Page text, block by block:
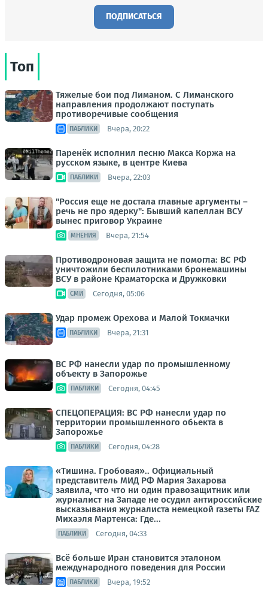
ПОДПИСАТЬСЯ
Топ
Тяжелые бои под Лиманом. С Лиманского
направления продолжают поступать
противоречивые сообщения
ПАБЛИКИ Вчера, 20:22
Паренёк исполнил песню Макса Коржа на
русском языке, в центре Киева
ПАБЛИКИ Вчера, 22:03
"Россия еще не достала главные аргументы –
речь не про ядерку": Бывший капеллан ВСУ
вынес приговор Украине
МНЕНИЯ Вчера, 21:54
Противодроновая защита не помогла: ВС РФ
уничтожили беспилотниками бронемашины
ВСУ в районе Краматорска и Дружковки
СМИ Сегодня, 05:06
Удар промеж Орехова и Малой Токмачки
ПАБЛИКИ Вчера, 21:31
ВС РФ нанесли удар по промышленному
объекту в Запорожье
ПАБЛИКИ Сегодня, 04:45
СПЕЦОПЕРАЦИЯ: ВС РФ нанесли удар по
территории промышленного обьекта в
Запорожье
ПАБЛИКИ Сегодня, 04:28
«Тишина. Гробовая».. Официальный
представитель МИД РФ Мария Захарова
заявила, что что ни один правозащитник или
журналист на Западе не осудил антироссийские
высказывания журналиста немецкой газеты FAZ
Михаэля Мартенса: Где...
ПАБЛИКИ Сегодня, 04:33
Всё больше Иран становится эталоном
международного поведения для России
ПАБЛИКИ Вчера, 19:52